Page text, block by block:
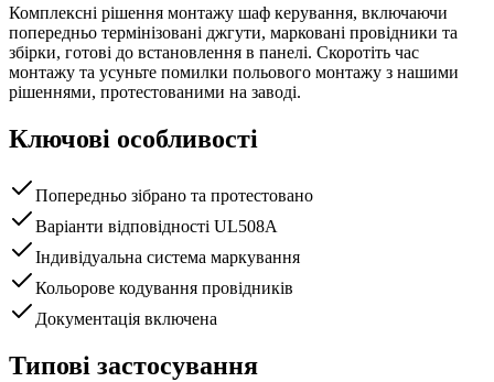
Комплексні рішення монтажу шаф керування, включаючи
попередньо термінізовані джгути, марковані провідники та
збірки, готові до встановлення в панелі. Скоротіть час
монтажу та усуньте помилки польового монтажу з нашими
рішеннями, протестованими на заводі.
Ключові особливості
Попередньо зібрано та протестовано
Варіанти відповідності UL508A
Індивідуальна система маркування
Кольорове кодування провідників
Документація включена
Типові застосування